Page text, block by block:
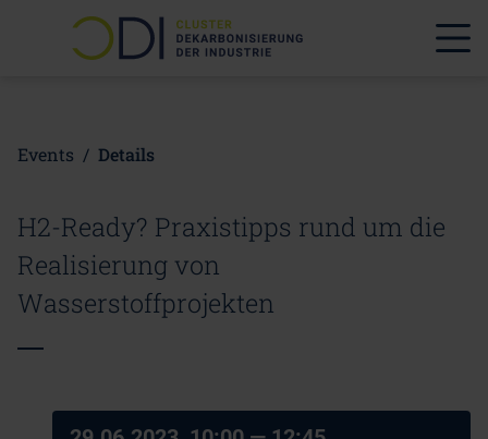
Events / Details
H2-Ready? Praxistipps rund um die
Realisierung von
Wasserstoffprojekten